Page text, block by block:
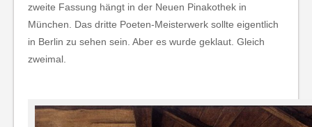
zweite Fassung hängt in der Neuen Pinakothek in
München. Das dritte Poeten-Meisterwerk sollte eigentlich
in Berlin zu sehen sein. Aber es wurde geklaut. Gleich
zweimal.